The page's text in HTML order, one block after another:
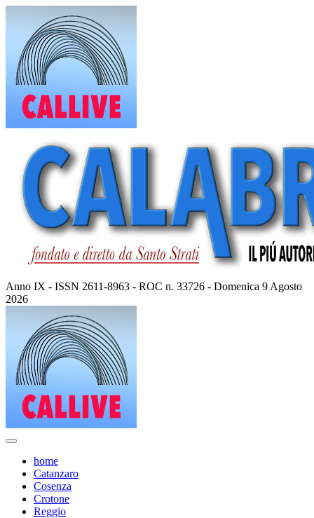
contenuto
Anno IX - ISSN 2611-8963 - ROC n. 33726 - Domenica 9 Agosto
2026
home
Catanzaro
Cosenza
Crotone
Reggio